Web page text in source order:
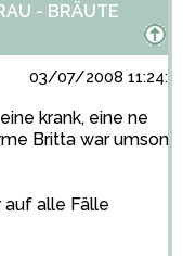
- BRÄUTE
03/07/2008
krank, eine ne
Britta war umsonst
auf alle Fälle